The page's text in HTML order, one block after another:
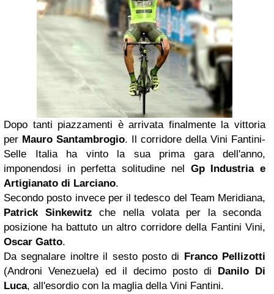
Dopo tanti piazzamenti è arrivata finalmente la vittoria
per Mauro Santambrogio. Il corridore della Vini Fantini-
Selle Italia ha vinto la sua prima gara dell'anno,
imponendosi in perfetta solitudine nel Gp Industria e
Artigianato di Larciano.
Secondo posto invece per il tedesco del Team Meridiana,
Patrick Sinkewitz che nella volata per la seconda
posizione ha battuto un altro corridore della Fantini Vini,
Oscar Gatto.
Da segnalare inoltre il sesto posto di Franco Pellizotti
(Androni Venezuela) ed il decimo posto di Danilo Di
Luca, all'esordio con la maglia della Vini Fantini.